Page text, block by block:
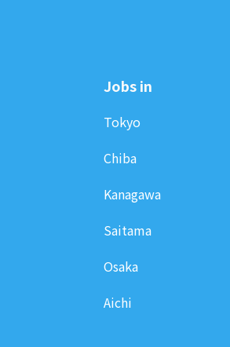
Jobs in
Tokyo
Chiba
Kanagawa
Saitama
Osaka
Aichi